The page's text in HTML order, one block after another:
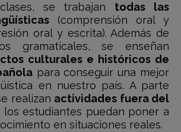
se trabajan todas las
(comprensión oral y
oral y escrita). Además de
gramaticales, se enseñan
culturales e históricos de
para conseguir una mejor
en nuestro país. A parte
realizan actividades fuera del
los estudiantes puedan poner a
en situaciones reales.